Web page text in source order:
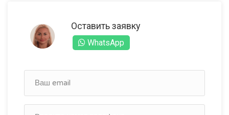
Оставить заявку
WhatsApp